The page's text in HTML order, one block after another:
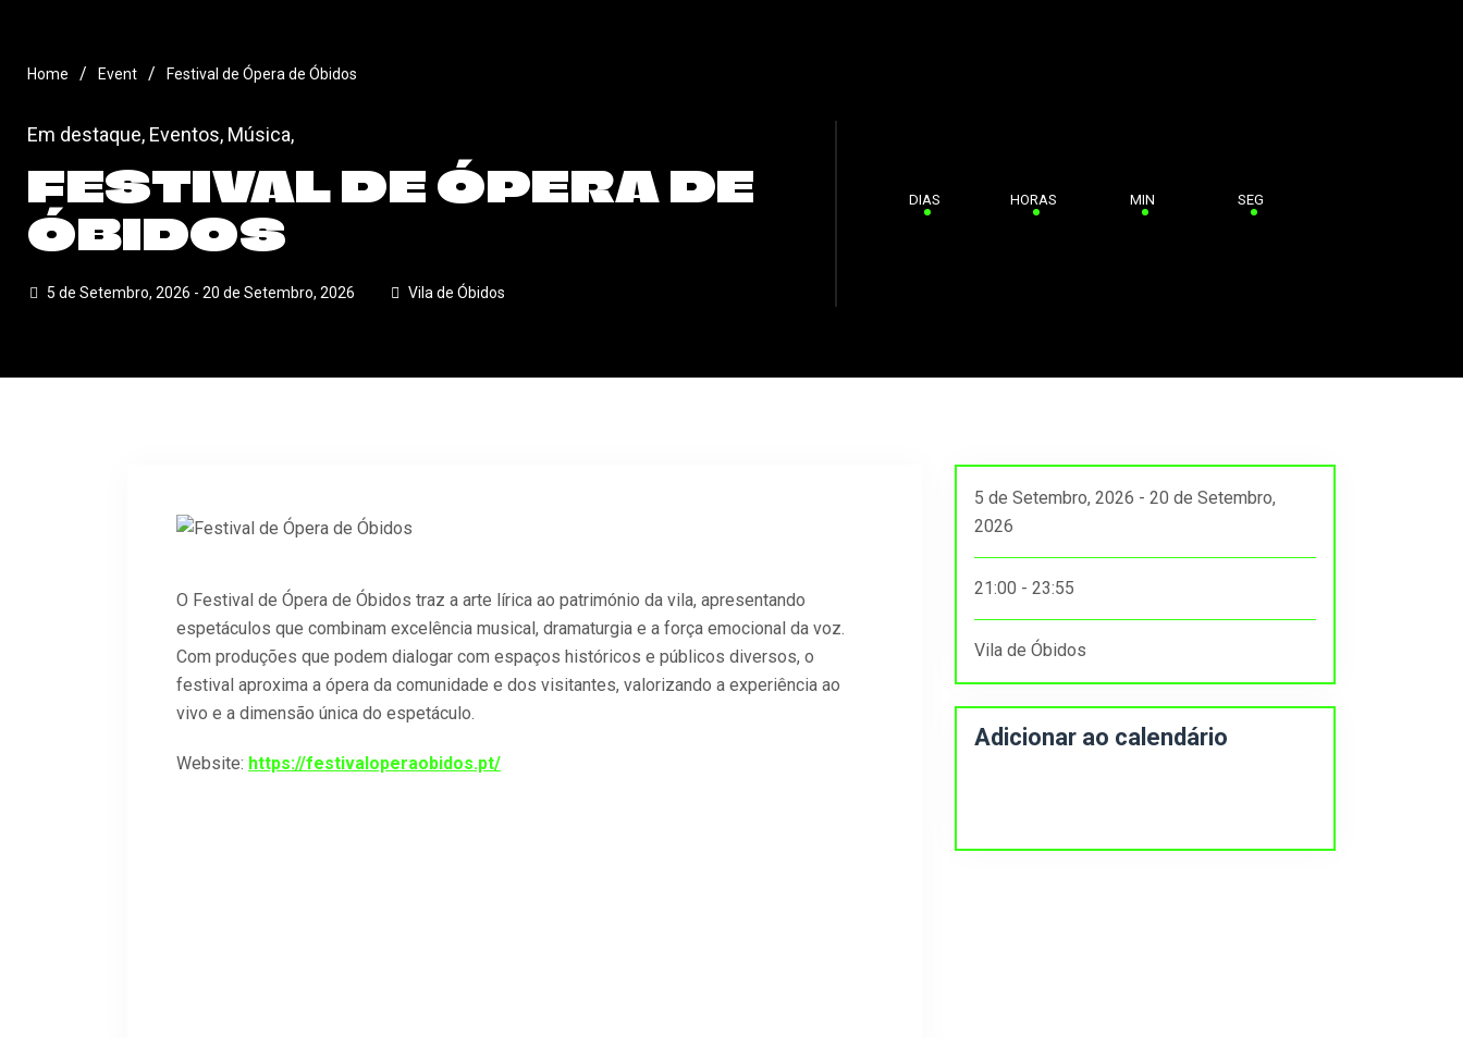
Home / Event / Festival de Ópera de Óbidos
Em destaque, Eventos, Música,
FESTIVAL DE ÓPERA DE
ÓBIDOS
5 de Setembro, 2026 - 20 de Setembro, 2026 Vila de Óbidos
DIAS HORAS MIN SEG
O Festival de Ópera de Óbidos traz a arte lírica ao património da vila, apresentando
espetáculos que combinam excelência musical, dramaturgia e a força emocional da voz.
Com produções que podem dialogar com espaços históricos e públicos diversos, o
festival aproxima a ópera da comunidade e dos visitantes, valorizando a experiência ao
vivo e a dimensão única do espetáculo.
Website: https://festivaloperaobidos.pt/
5 de Setembro, 2026 - 20 de Setembro,
2026
21:00 - 23:55
Vila de Óbidos
Adicionar ao calendário